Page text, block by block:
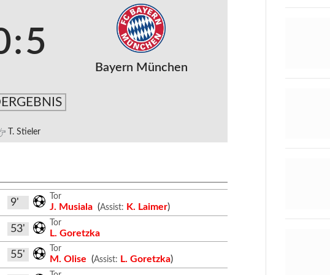
:5
Bayern München
T. Stieler
9'
Tor
J. Musiala (Assist: K. Laimer)
53'
Tor
L. Goretzka
55'
Tor
M. Olise (Assist: L. Goretzka)